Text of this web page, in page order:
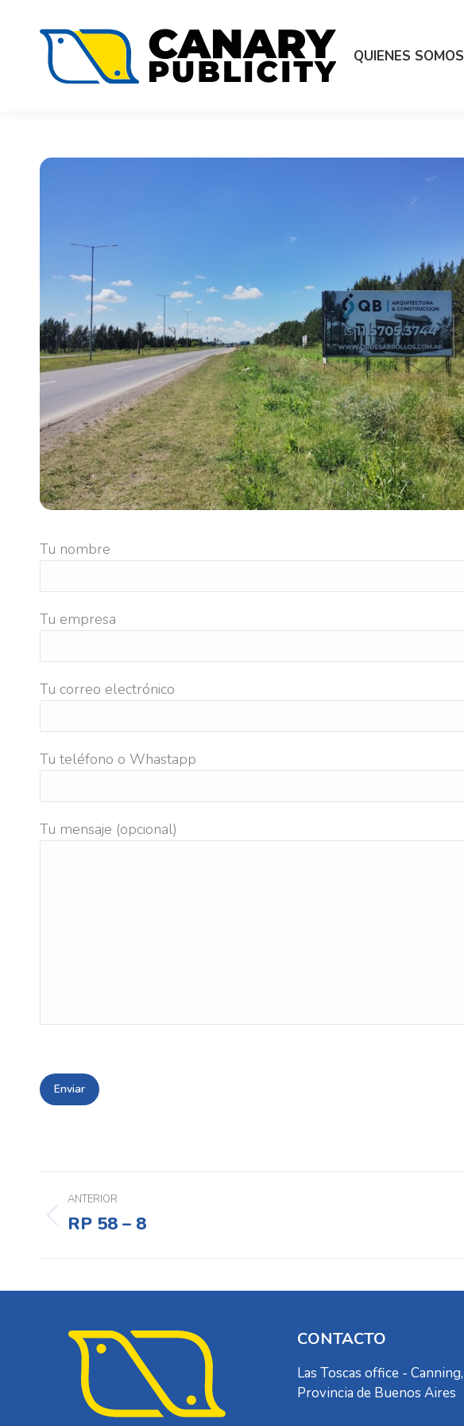
QUIENES SOMOS
Tu nombre
Tu empresa
Tu correo electrónico
Tu teléfono o Whastapp
Tu mensaje (opcional)
entre
proyectos
ANTERIOR
Proyecto
RP 58 – 8
CONTACTO
Las Toscas office - Canning,
Provincia de Buenos Aires